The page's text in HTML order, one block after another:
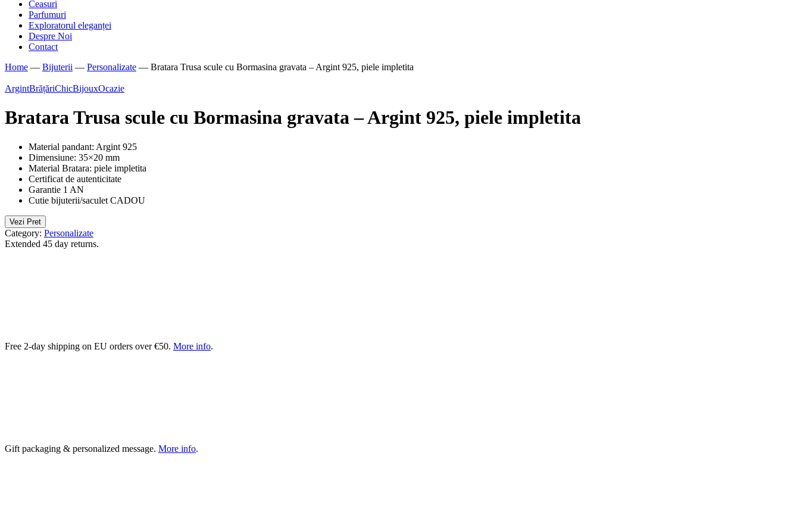
Ceasuri
Parfumuri
Exploratorul eleganței
Despre Noi
Contact
Home — Bijuterii — Personalizate — Bratara Trusa scule cu Bormasina gravata – Argint 925, piele impletita
ArgintBrățăriChicBijouxOcazie
Bratara Trusa scule cu Bormasina gravata – Argint 925, piele impletita
Material pandant: Argint 925
Dimensiune: 35×20 mm
Material Bratara: piele impletita
Certificat de autenticitate
Garantie 1 AN
Cutie bijuterii/saculet CADOU
Vezi Pret
Category: Personalizate
Extended 45 day returns.
Free 2-day shipping on EU orders over €50. More info.
Gift packaging & personalized message. More info.